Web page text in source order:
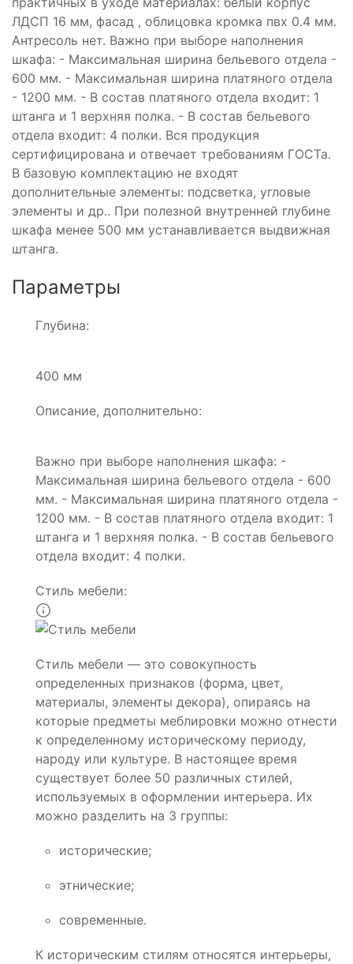
ЛДСП 16 мм, фасад , облицовка кромка пвх 0.4 мм.
Антресоль нет. Важно при выборе наполнения
шкафа: - Максимальная ширина бельевого отдела -
600 мм. - Максимальная ширина платяного отдела
- 1200 мм. - В состав платяного отдела входит: 1
штанга и 1 верхняя полка. - В состав бельевого
отдела входит: 4 полки. Вся продукция
сертифицирована и отвечает требованиям ГОСТа.
В базовую комплектацию не входят
дополнительные элементы: подсветка, угловые
элементы и др.. При полезной внутренней глубине
шкафа менее 500 мм устанавливается выдвижная
штанга.
Параметры
Глубина:
400 мм
Описание, дополнительно:
Важно при выборе наполнения шкафа: -
Максимальная ширина бельевого отдела - 600
мм. - Максимальная ширина платяного отдела -
1200 мм. - В состав платяного отдела входит: 1
штанга и 1 верхняя полка. - В состав бельевого
отдела входит: 4 полки.
Стиль мебели:
Стиль мебели — это совокупность
определенных признаков (форма, цвет,
материалы, элементы декора), опираясь на
которые предметы меблировки можно отнести
к определенному историческому периоду,
народу или культуре. В настоящее время
существует более 50 различных стилей,
используемых в оформлении интерьера. Их
можно разделить на 3 группы:
исторические;
этнические;
современные.
К историческим стилям относятся интерьеры,